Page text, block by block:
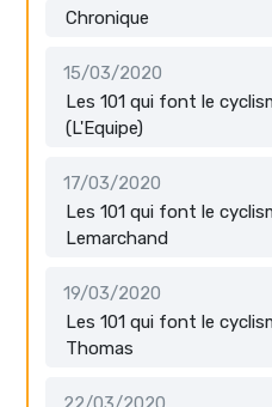
Chronique
15/03/2020
Les 101 qui font le
(L'Equipe)
17/03/2020
Les 101 qui font le
Lemarchand
19/03/2020
Les 101 qui font le
Thomas